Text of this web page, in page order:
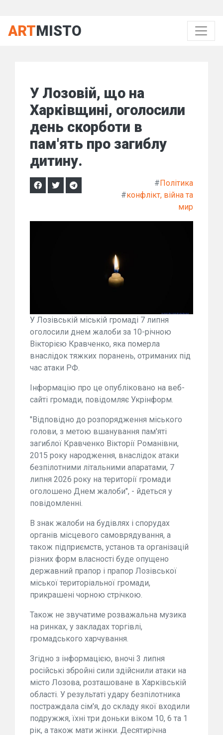
ARTMISTO
У Лозовій, що на
Харківщині, оголосили
день скорботи в
пам'ять про загиблу
дитину.
#Політика
#конфлікт, війна та
мир
У Лозівській міській громаді 7 липня
оголосили днем жалоби за 10-річною
Вікторією Кравченко, яка померла
внаслідок тяжких поранень, отриманих під
час атаки РФ.
Інформацію про це опубліковано на веб-
сайті громади, повідомляє Укрінформ.
"Відповідно до розпорядження міського
голови, з метою вшанування пам'яті
загиблої Кравченко Вікторії Романівни,
2015 року народження, внаслідок атаки
безпілотними літальними апаратами, 7
липня 2026 року на території громади
оголошено Днем жалоби", - йдеться у
повідомленні.
В знак жалоби на будівлях і спорудах
органів місцевого самоврядування, а
також підприємств, установ та організацій
різних форм власності буде опущено
державний прапор і прапор Лозівської
міської територіальної громади,
прикрашені чорною стрічкою.
Також не звучатиме розважальна музика
на ринках, у закладах торгівлі,
громадського харчування.
Згідно з інформацією, вночі 3 липня
російські збройні сили здійснили атаки на
місто Лозова, розташоване в Харківській
області. У результаті удару безпілотника
постраждала сім'я, до складу якої входили
подружжя, їхні три доньки віком 10, 6 та 1
рік, а також мати жінки. Десятирічна